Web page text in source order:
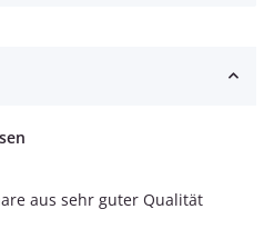
aus sehr guter Qualität